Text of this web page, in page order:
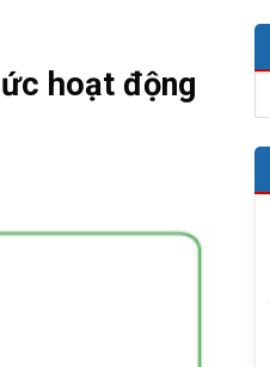
hoạt động